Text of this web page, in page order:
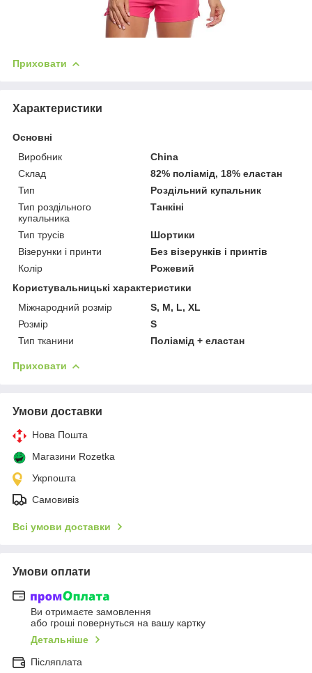
Приховати
Характеристики
Основні
Виробник
China
Склад
82% поліамід, 18% еластан
Тип
Роздільний купальник
Тип роздільного
купальника
Танкіні
Тип трусів
Шортики
Візерунки і принти
Без візерунків і принтів
Колір
Рожевий
Користувальницькі характеристики
Міжнародний розмір
S, M, L, ХL
Розмір
S
Тип тканини
Поліамід + еластан
Приховати
Умови доставки
Нова Пошта
Магазини Rozetka
Укрпошта
Самовивіз
Всі умови доставки
Умови оплати
Ви отримаєте замовлення
або гроші повернуться на вашу картку
Детальніше
Післяплата